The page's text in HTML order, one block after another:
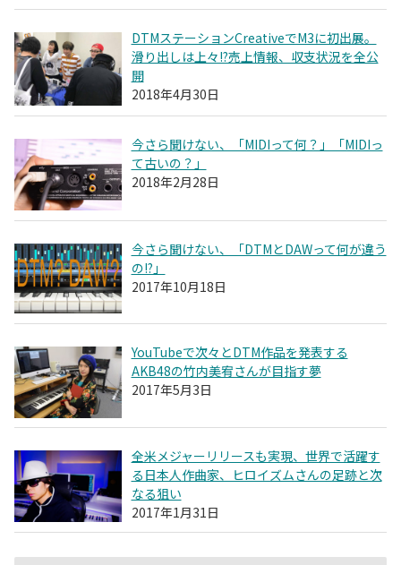
DTMステーションCreativeでM3に初出展。
滑り出しは上々!?売上情報、収支状況を全公
開
2018年4月30日
今さら聞けない、「MIDIって何？」「MIDIっ
て古いの？」
2018年2月28日
今さら聞けない、「DTMとDAWって何が違う
の!?」
2017年10月18日
YouTubeで次々とDTM作品を発表する
AKB48の竹内美宥さんが目指す夢
2017年5月3日
全米メジャーリリースも実現、世界で活躍す
る日本人作曲家、ヒロイズムさんの足跡と次
なる狙い
2017年1月31日